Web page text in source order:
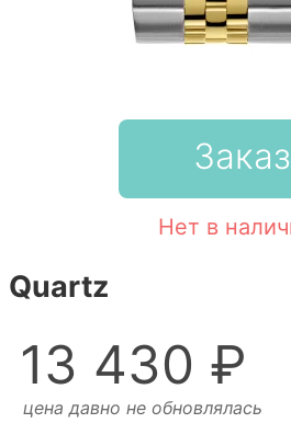
Нет в
Quartz
13 430 ₽
цена давно не обновлялась